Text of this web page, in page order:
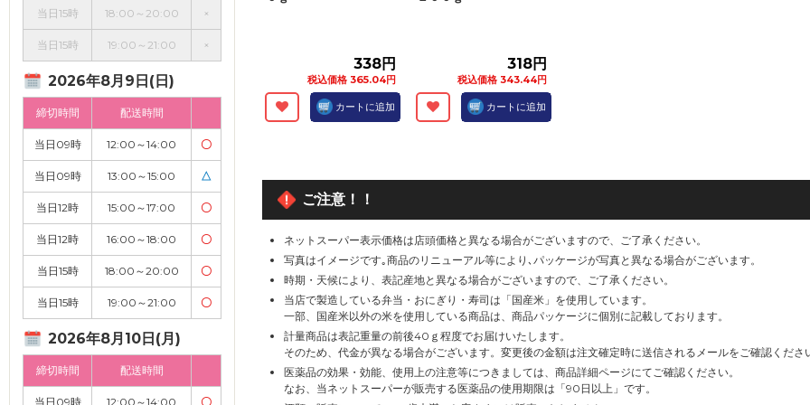
当日15時 18:00～20:00 ×
当日15時 19:00～21:00 ×
2026年8月9日(日)
締切時間 配送時間
当日09時 12:00～14:00 〇
当日09時 13:00～15:00 △
当日12時 15:00～17:00 〇
当日12時 16:00～18:00 〇
当日15時 18:00～20:00 〇
当日15時 19:00～21:00 〇
2026年8月10日(月)
締切時間 配送時間
当日09時 12:00～14:00 〇
338円
税込価格 365.04円
カートに追加
318円
税込価格 343.44円
カートに追加
ご注意！！
ネットスーパー表示価格は店頭価格と異なる場合がございますので、ご了承ください。
写真はイメージです｡商品のリニューアル等により､パッケージが写真と異なる場合がございます。
時期・天候により、表記産地と異なる場合がございますので、ご了承ください。
当店で製造している弁当・おにぎり・寿司は「国産米」を使用しています。
一部、国産米以外の米を使用している商品は、商品パッケージに個別に記載しております。
計量商品は表記重量の前後40ｇ程度でお届けいたします。
そのため、代金が異なる場合がございます。変更後の金額は注文確定時に送信されるメールをご確認くださ
医薬品の効果・効能、使用上の注意等につきましては、商品詳細ページにてご確認ください。
なお、当ネットスーパーが販売する医薬品の使用期限は「90日以上」です。